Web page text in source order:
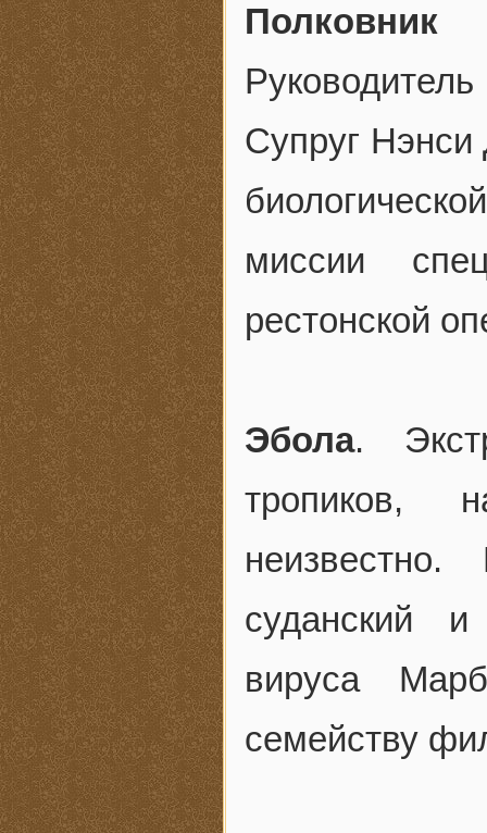
Супруг Нэнси
миссии
рестонской
Эбола.
тропиков,
суданский и
вируса
семейству